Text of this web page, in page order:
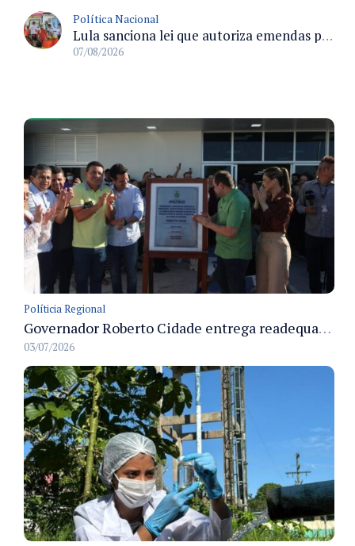
Política Nacional
Lula sanciona lei que autoriza emendas parlamentares para atendimento pré-hospitalar pelos bombeiros
07/08/2026
Políticia Regional
Governador Roberto Cidade entrega readequação do ambulatório da FCecon e amplia capacidade de atendimento oncológico em Manaus
03/07/2026